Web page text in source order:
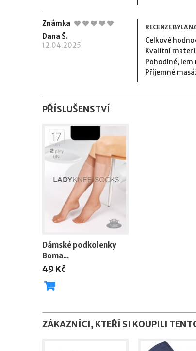
Známka
Dana Š.
12.04.2025
RECENZE BYLA
Celkové
Kvalitní
Pohodlné, lem
Příjemné
PŘÍSLUŠENSTVÍ
Dámské podkolenky
Boma...
49 Kč
ZÁKAZNÍCI, KTEŘÍ SI KOUPILI